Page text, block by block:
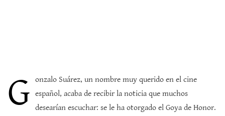
G onzalo Suárez, un nombre muy querido en el cine
español, acaba de recibir la noticia que muchos
desearían escuchar: se le ha otorgado el Goya de Honor.